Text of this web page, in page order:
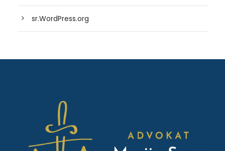
sr.WordPress.org